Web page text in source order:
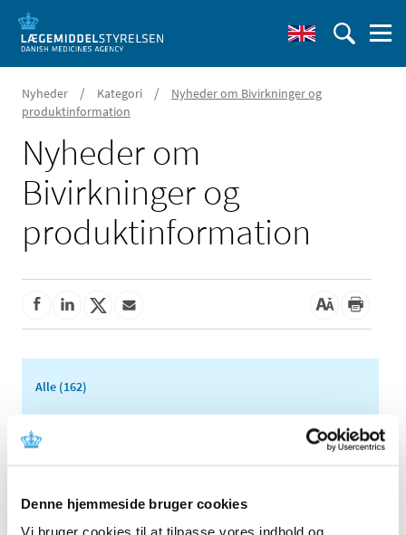
Denne hjemmeside bruger cookies
Vi bruger cookies til at tilpasse vores indhold og
Nyheder / Kategori /
Nyheder om Bivirkninger og
produktinformation
Nyheder om
Bivirkninger og
produktinformation
Alle (162)
TID
2026 (5)
2025 (8)
september (1)